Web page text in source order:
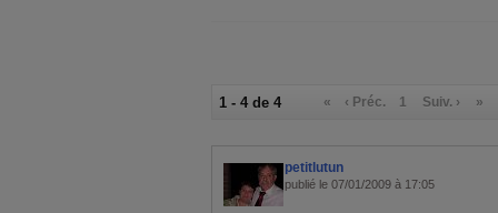
1 - 4 de 4 « ‹ Préc. 1 Suiv. › »
petitlutun
publié le 07/01/2009 à 17:05